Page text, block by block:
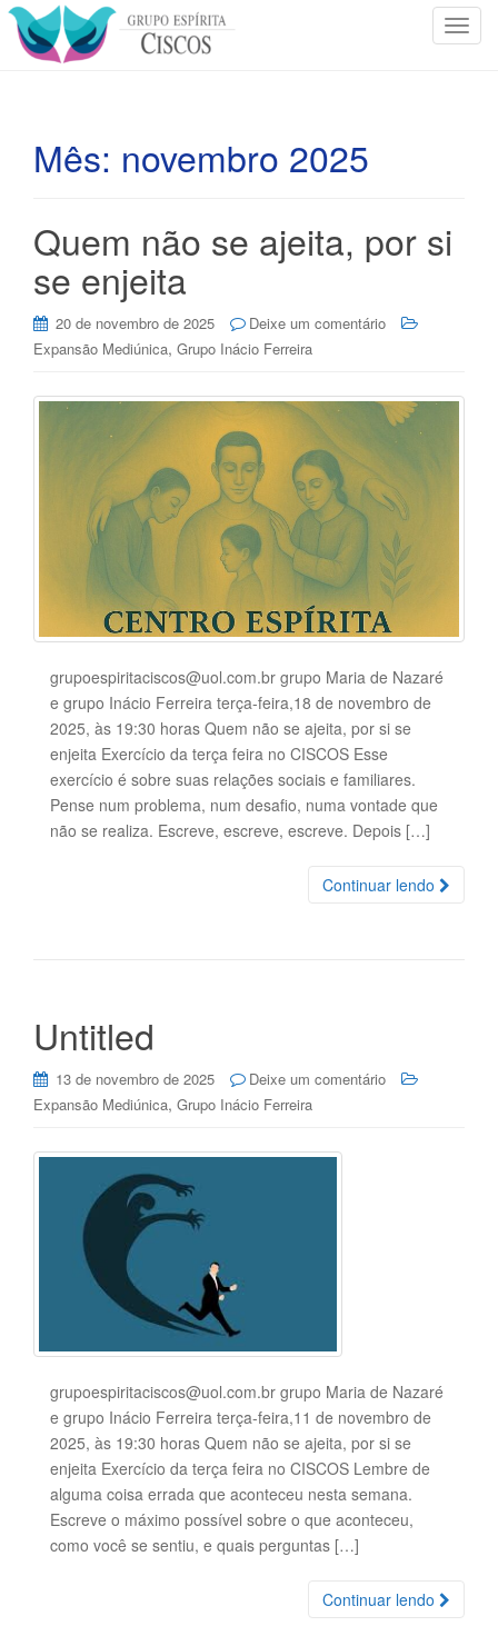
T
Mês: novembro 2025
Quem não se ajeita, por si
se enjeita
20 de novembro de 2025
Deixe um comentário
Expansão Mediúnica, Grupo Inácio Ferreira
grupoespiritaciscos@uol.com.br grupo Maria de Nazaré
e grupo Inácio Ferreira terça-feira,18 de novembro de
2025, às 19:30 horas Quem não se ajeita, por si se
enjeita Exercício da terça feira no CISCOS Esse
exercício é sobre suas relações sociais e familiares.
Pense num problema, num desafio, numa vontade que
não se realiza. Escreve, escreve, escreve. Depois […]
Continuar lendo
Untitled
13 de novembro de 2025
Deixe um comentário
Expansão Mediúnica, Grupo Inácio Ferreira
grupoespiritaciscos@uol.com.br grupo Maria de Nazaré
e grupo Inácio Ferreira terça-feira,11 de novembro de
2025, às 19:30 horas Quem não se ajeita, por si se
enjeita Exercício da terça feira no CISCOS Lembre de
alguma coisa errada que aconteceu nesta semana.
Escreve o máximo possível sobre o que aconteceu,
como você se sentiu, e quais perguntas […]
Continuar lendo